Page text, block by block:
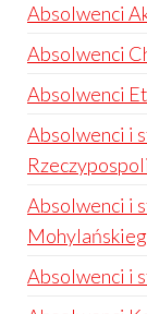
Absolwenci
Absolwenci
Absolwenci
Absolwenci i
Absolwenci i
Absolwenci i